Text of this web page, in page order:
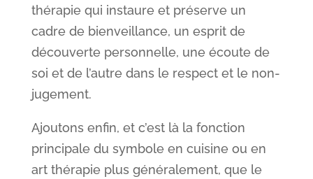
thérapie qui instaure et préserve un
cadre de bienveillance, un esprit de
découverte personnelle, une écoute de
soi et de l’autre dans le respect et le non-
jugement.
Ajoutons enfin, et c’est là la fonction
principale du symbole en cuisine ou en
art thérapie plus généralement, que le